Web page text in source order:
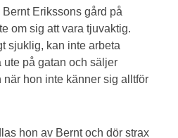
Erikssons gård på
om sig att vara tjuvaktig.
sjuklig, kan inte arbeta
ute på gatan och säljer
hon inte känner sig alltför
hon av Bernt och dör strax